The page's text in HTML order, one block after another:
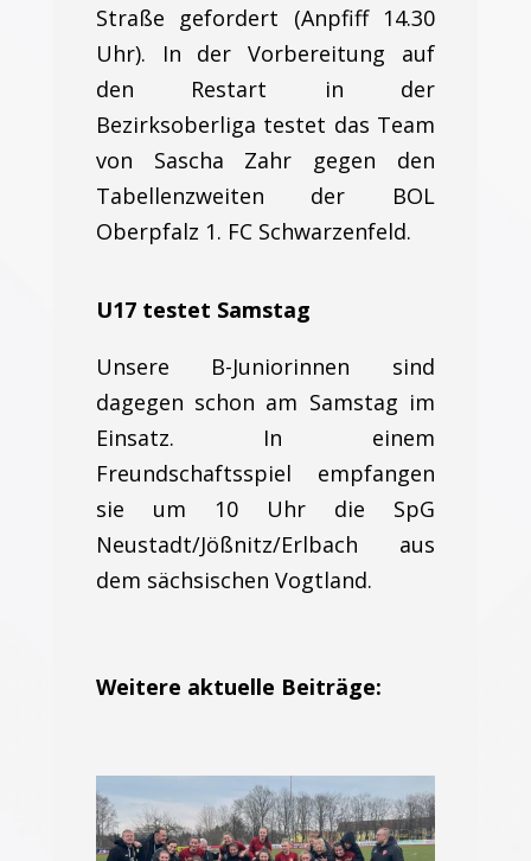
Straße gefordert (Anpfiff 14.30
Uhr). In der Vorbereitung auf
den Restart in der
Bezirksoberliga testet das Team
von Sascha Zahr gegen den
Tabellenzweiten der BOL
Oberpfalz 1. FC Schwarzenfeld.
U17 testet Samstag
Unsere B-Juniorinnen sind
dagegen schon am Samstag im
Einsatz. In einem
Freundschaftsspiel empfangen
sie um 10 Uhr die SpG
Neustadt/Jößnitz/Erlbach aus
dem sächsischen Vogtland.
Weitere aktuelle Beiträge: